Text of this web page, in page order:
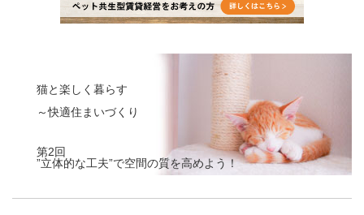
猫と楽しく暮らす
～快適住まいづくり
第2回
”立体的な工夫”で空間の質を高めよう！